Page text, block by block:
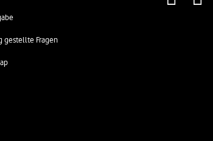
gestellte Fragen